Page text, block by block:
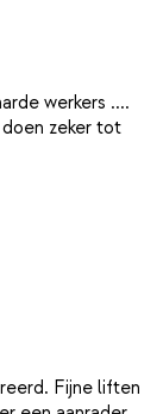
werkers ....
zeker tot
Fijne liften